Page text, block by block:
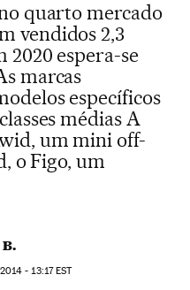
quarto mercado
vendidos 2,3
2020 espera-se
marcas
específicos
médias A
um mini off-
o Figo, um
B.
- 13:17EST